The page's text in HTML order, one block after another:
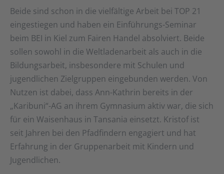
Beide sind schon in die vielfältige Arbeit bei TOP 21
eingestiegen und haben ein Einführungs-Seminar
beim BEI in Kiel zum Fairen Handel absolviert. Beide
sollen sowohl in die Weltladenarbeit als auch in die
Bildungsarbeit, insbesondere mit Schulen und
jugendlichen Zielgruppen eingebunden werden. Von
Nutzen ist dabei, dass Ann-Kathrin bereits in der
„Karibuni“-AG an ihrem Gymnasium aktiv war, die sich
für ein Waisenhaus in Tansania einsetzt. Kristof ist
seit Jahren bei den Pfadfindern engagiert und hat
Erfahrung in der Gruppenarbeit mit Kindern und
Jugendlichen.